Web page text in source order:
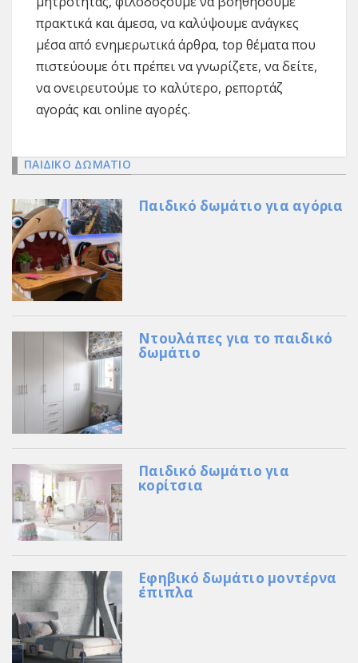
πρακτικά και άμεσα, να καλύψουμε ανάγκες
μέσα από ενημερωτικά άρθρα, top θέματα που
πιστεύουμε ότι πρέπει να γνωρίζετε, να δείτε,
να ονειρευτούμε το καλύτερο, ρεπορτάζ
αγοράς και online αγορές.
ΠΑΙΔΙΚΟ ΔΩΜΑΤΙΟ
Παιδικό δωμάτιο για αγόρια
Ντουλάπες για το παιδικό
δωμάτιο
Παιδικό δωμάτιο για
κορίτσια
Εφηβικό δωμάτιο μοντέρνα
έπιπλα